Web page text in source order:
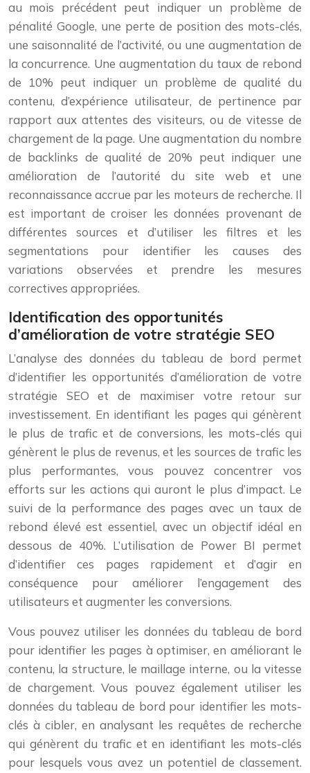
au mois précédent peut indiquer un problème de
pénalité Google, une perte de position des mots-clés,
une saisonnalité de l’activité, ou une augmentation de
la concurrence. Une augmentation du taux de rebond
de 10% peut indiquer un problème de qualité du
contenu, d’expérience utilisateur, de pertinence par
rapport aux attentes des visiteurs, ou de vitesse de
chargement de la page. Une augmentation du nombre
de backlinks de qualité de 20% peut indiquer une
amélioration de l’autorité du site web et une
reconnaissance accrue par les moteurs de recherche. Il
est important de croiser les données provenant de
différentes sources et d’utiliser les filtres et les
segmentations pour identifier les causes des
variations observées et prendre les mesures
correctives appropriées.
Identification des opportunités
d’amélioration de votre stratégie SEO
L’analyse des données du tableau de bord permet
d’identifier les opportunités d’amélioration de votre
stratégie SEO et de maximiser votre retour sur
investissement. En identifiant les pages qui génèrent
le plus de trafic et de conversions, les mots-clés qui
génèrent le plus de revenus, et les sources de trafic les
plus performantes, vous pouvez concentrer vos
efforts sur les actions qui auront le plus d’impact. Le
suivi de la performance des pages avec un taux de
rebond élevé est essentiel, avec un objectif idéal en
dessous de 40%. L’utilisation de Power BI permet
d’identifier ces pages rapidement et d’agir en
conséquence pour améliorer l’engagement des
utilisateurs et augmenter les conversions.
Vous pouvez utiliser les données du tableau de bord
pour identifier les pages à optimiser, en améliorant le
contenu, la structure, le maillage interne, ou la vitesse
de chargement. Vous pouvez également utiliser les
données du tableau de bord pour identifier les mots-
clés à cibler, en analysant les requêtes de recherche
qui génèrent du trafic et en identifiant les mots-clés
pour lesquels vous avez un potentiel de classement.